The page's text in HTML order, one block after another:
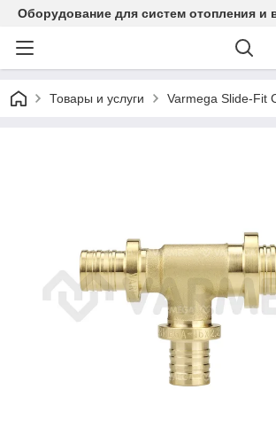
Оборудование для систем отопления и
Товары и услуги Varmega Slide-Fit